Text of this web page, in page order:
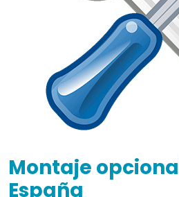
Montaje
España